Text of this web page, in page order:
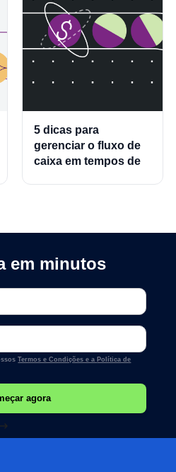
5 dicas para
gerenciar o fluxo de
caixa em tempos de
em minutos
Termos e Condições e a Política de